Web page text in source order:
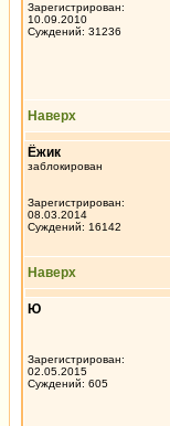
Зарегистрирован:
10.09.2010
Суждений: 31236
Наверх
Ёжик
заблокирован
Зарегистрирован:
08.03.2014
Суждений: 16142
Наверх
Ю
Зарегистрирован:
02.05.2015
Суждений: 605